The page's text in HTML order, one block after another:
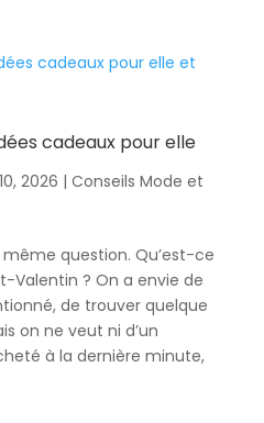
cadeaux pour elle
2026 | Conseils Mode et
question. Qu’est-ce
Valentin ? On a envie de
de trouver quelque
on ne veut ni d’un
à la dernière minute,